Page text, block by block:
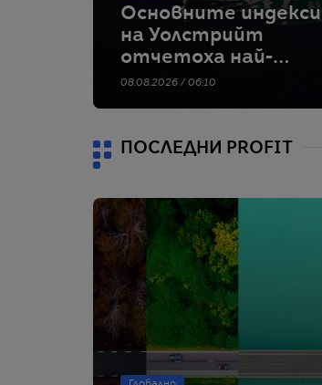
Основните индекси
на Уолстрийт
отчетоха най-
силното си
април насам
08.08.2026 / 06:10
ПОСЛЕДНИ PROFIT